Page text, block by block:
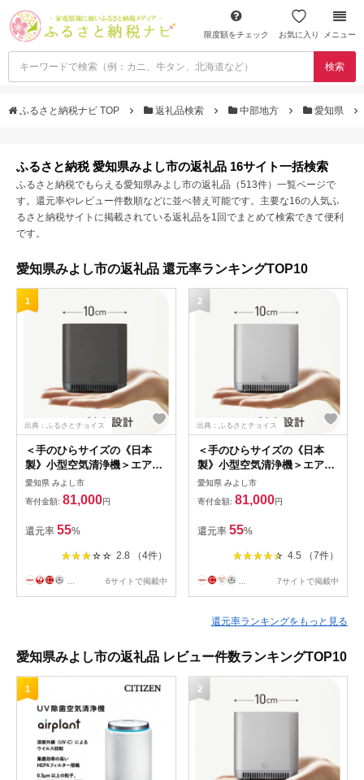
限度額をチェック お気に入り メニュー
検索
ふるさと納税ナビ TOP 返礼品検索 中部地方 愛知県
ふるさと納税 愛知県みよし市の返礼品 16サイト一括検索
ふるさと納税でもらえる愛知県みよし市の返礼品（513件）一覧ページで
す。還元率やレビュー件数順などに並べ替え可能です。主要な16の人気ふ
るさと納税サイトに掲載されている返礼品を1回でまとめて検索できて便利
です。
愛知県みよし市の返礼品 還元率ランキングTOP10
1
出典：ふるさとチョイス
＜手のひらサイズの《日本
製》小型空気清浄機＞エアプ
ロテクターエアペックAP-
2K20DGディムグレイ
【1264663】
愛知県 みよし市
寄付金額: 81,000円
還元率 55%
2.8 （4件）
... 6サイトで掲載中
2
出典：ふるさとチョイス
＜手のひらサイズの《日本
製》小型空気清浄機＞エアプ
ロテクターエアペックAP-
2K20SVシルバー
【1264666】
愛知県 みよし市
寄付金額: 81,000円
還元率 55%
4.5 （7件）
... 7サイトで掲載中
還元率ランキングをもっと見る
愛知県みよし市の返礼品 レビュー件数ランキングTOP10
1 2